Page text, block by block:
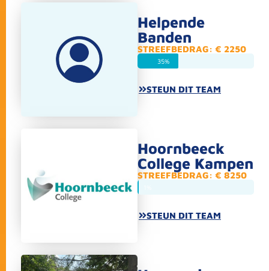
Helpende
Banden
STREEFBEDRAG: € 2250
35%
STEUN DIT TEAM
Hoornbeeck
College Kampen
STREEFBEDRAG: € 8250
STEUN DIT TEAM